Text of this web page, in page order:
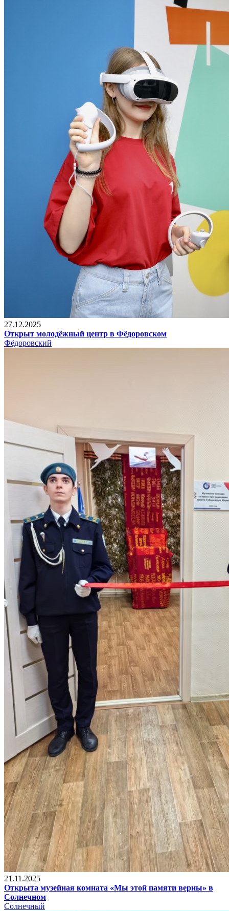
27.12.2025
Открыт молодёжный центр в Фёдоровском
Фёдоровский
21.11.2025
Открыта музейная комната «Мы этой памяти верны» в
Солнечном
Солнечный